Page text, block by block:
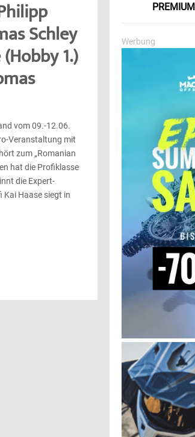
Schley
1.)
vom 09.-12.06.
Veranstaltung mit
zum „Romanian
hat die Profiklasse
die Expert-
Kai Haase siegt in
o
r
Werbung